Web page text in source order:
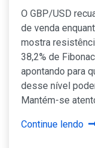
O GBP/USD
de venda
mostra
38,2% de
apontando para
desse nível
Mantém-se
Continue lendo